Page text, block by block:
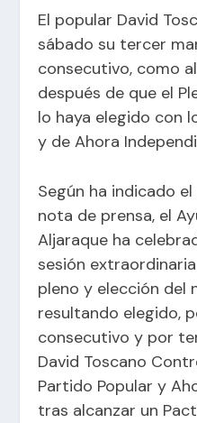
El popular David
sábado su tercer
consecutivo, como
después de que el
lo haya elegido con
y de Ahora
Según ha indicado
nota de prensa, el
Aljaraque ha
sesión
pleno y elección del
resultando elegido,
consecutivo y por
David Toscano
Partido Popular y
tras alcanzar un